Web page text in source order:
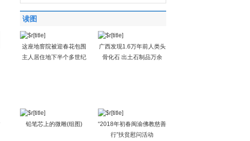
读图
这座地窨院被迎春花包围
主人居住地下半个多世纪
广西发现1.6万年前人类头
骨化石 出土石制品万余
铅笔芯上的微雕(组图)
“2018年初春闽渝佛教慈善
行”扶贫慰问活动